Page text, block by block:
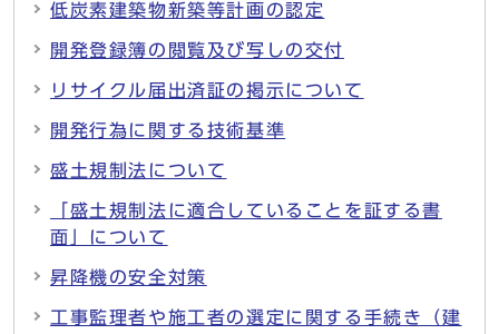
低炭素建築物新築等計画の認定
開発登録簿の閲覧及び写しの交付
リサイクル届出済証の掲示について
開発行為に関する技術基準
盛土規制法について
「盛土規制法に適合していることを証する書
面」について
昇降機の安全対策
工事監理者や施工者の選定に関する手続き（建